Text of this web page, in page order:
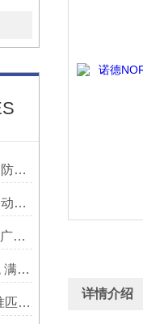
诺德减速机选型容易踩的坑：防水等级选低了，户外用半年就废
博能减速机：精密驱动行业的动力源泉
Siemens齿轮箱是机械传动中广泛应用的部件
诺德MAXXDRIVE模块化系统 满足高要求的重型驱动系统
汉森减速机七大系列如何“精准匹配”应用场景
详情介绍